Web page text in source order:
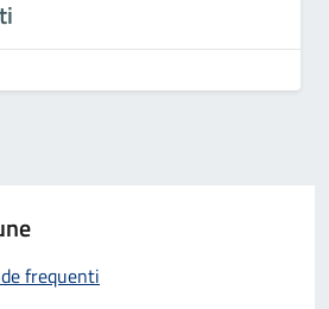
frequenti